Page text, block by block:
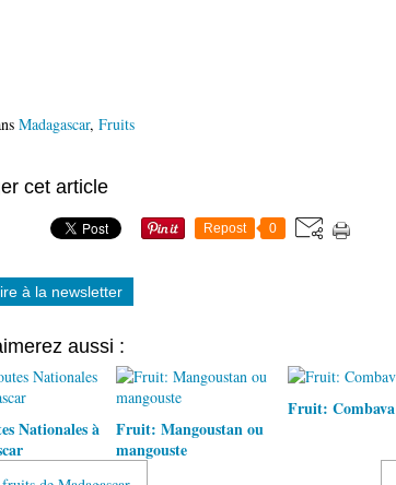
Madagascar, Fruits
cet article
Repost 0
à la newsletter
aussi :
Nationales à
Fruit: Mangoustan ou
mangouste
Fruit: Combava